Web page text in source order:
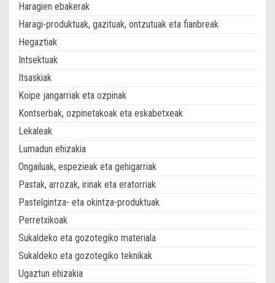
Haragien ebakerak
Haragi-produktuak, gazituak, ontzutuak eta fianbreak
Hegaztiak
Intsektuak
Itsaskiak
Koipe jangarriak eta ozpinak
Kontserbak, ozpinetakoak eta eskabetxeak
Lekaleak
Lumadun ehizakia
Ongailuak, espezieak eta gehigarriak
Pastak, arrozak, irinak eta eratorriak
Pastelgintza- eta okintza-produktuak
Perretxikoak
Sukaldeko eta gozotegiko materiala
Sukaldeko eta gozotegiko teknikak
Ugaztun ehizakia